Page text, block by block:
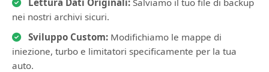
Lettura Dati Originali: Salviamo il tuo file di backup
nei nostri archivi sicuri.
Sviluppo Custom: Modifichiamo le mappe di
iniezione, turbo e limitatori specificamente per la tua
auto.